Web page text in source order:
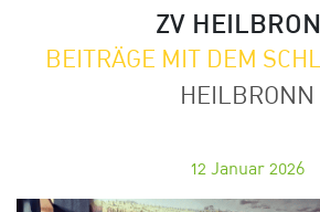
ZV
BEITRÄGE MIT DEM
HEILBRONN
12 Januar 2026